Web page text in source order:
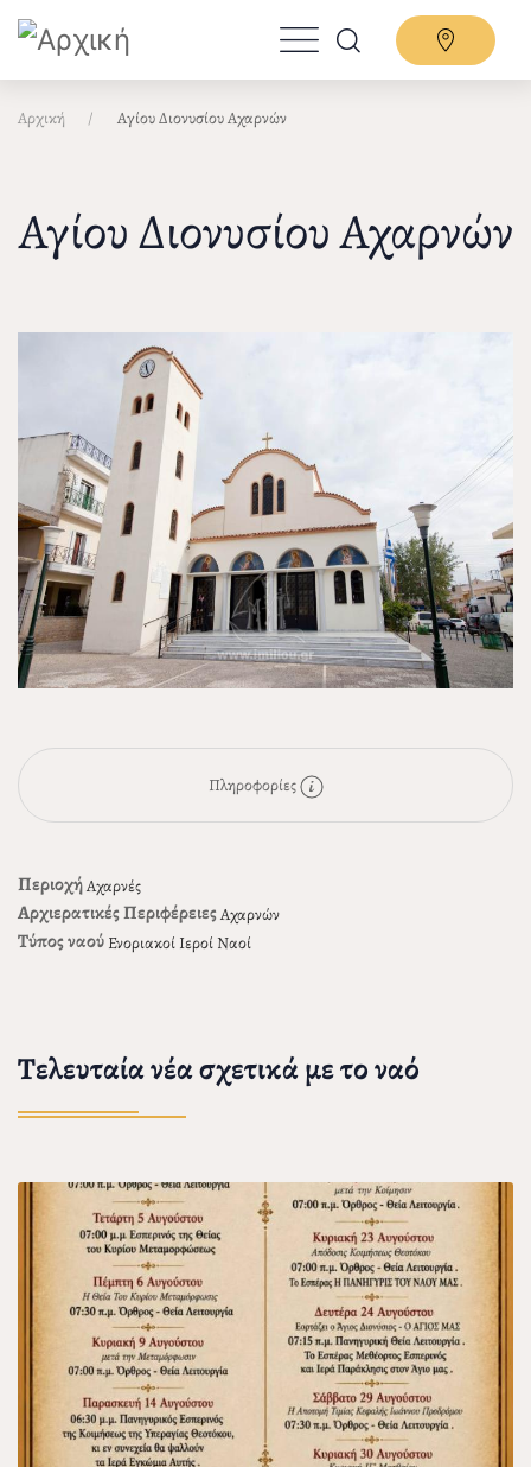
Παράκαμψη
προς
περιεχόμενο
Αρχική Αγίου Διονυσίου Αχαρνών
Αγίου Διονυσίου Αχαρνών
Πληροφορίες
ΠεριοχήΑχαρνές
Αρχιερατικές ΠεριφέρειεςΑχαρνών
Τύπος ναού Ενοριακοί Ιεροί Ναοί
Τελευταία νέα σχετικά με το ναό